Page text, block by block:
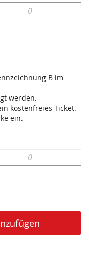
B im
werden.
kostenfreies Ticket.
ein.